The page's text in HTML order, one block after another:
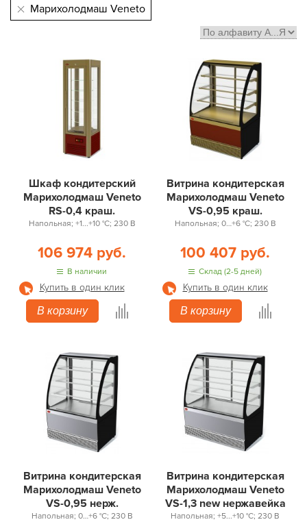
Марихолодмаш Veneto
Шкаф кондитерский
Марихолодмаш Veneto
RS-0,4 краш.
Напольная; +1...+10 °С; 230 В
106 974 руб.
В наличии
Купить в один клик
В корзину
Витрина кондитерская
Марихолодмаш Veneto
VS-0,95 краш.
Напольная; 0…+6 °С; 230 В
100 407 руб.
Склад (2-5 дней)
Купить в один клик
В корзину
Витрина кондитерская
Марихолодмаш Veneto
VS-0,95 нерж.
Напольная; 0…+6 °С; 230 В
Витрина кондитерская
Марихолодмаш Veneto
VS-1,3 new нержавейка
Напольная; +5...+10 °С; 230 В